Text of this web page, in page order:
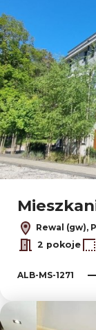
Rewal (gw),
2 pokoje
ALB-MS-1271